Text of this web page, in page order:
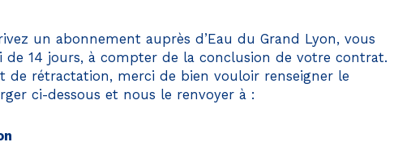
un abonnement auprès d’Eau du Grand Lyon, vous
de 14 jours, à compter de la conclusion de votre contrat.
de rétractation, merci de bien vouloir renseigner le
ci-dessous et nous le renvoyer à :